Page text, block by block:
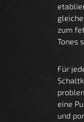
zum
Tones
Für
eine
und